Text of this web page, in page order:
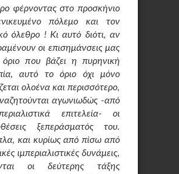
φέρνοντας στο προσκήνιο
πόλεμο και τον
όλεθρο ! Κι αυτό διότι, αν
οι επισημάνσεις μας
που βάζει η πυρηνική
αυτό το όριο όχι μόνο
ολοένα και περισσότερο,
αγωνιωδώς -από
επιτελεία- οι
ξεπεράσματός του.
και κυρίως από πίσω από
ιμπεριαλιστικές δυνάμεις,
οι δεύτερης τάξης